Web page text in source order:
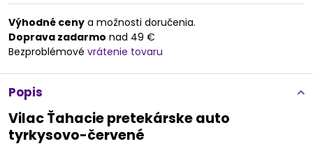
Výhodné ceny a možnosti doručenia.
Doprava zadarmo nad 49 €
Bezproblémové vrátenie tovaru
Popis
Vilac Ťahacie pretekárske auto
tyrkysovo-červené